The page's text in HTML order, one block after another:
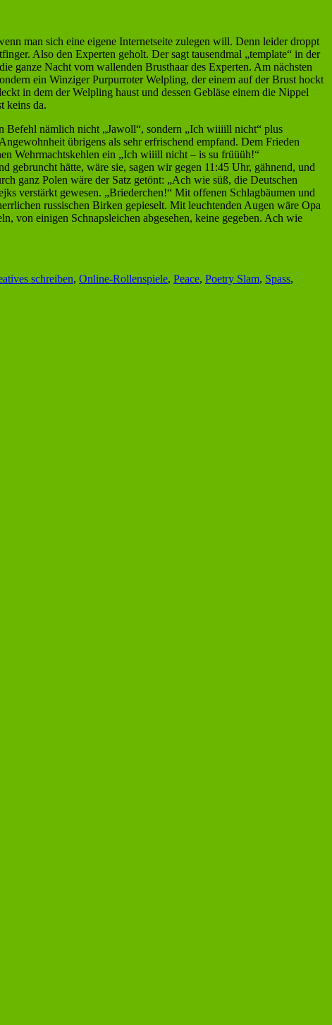
man sich eine eigene Internetseite zulegen will. Denn leider droppt
Also den Experten geholt. Der sagt tausendmal „template“ in der
ganze Nacht vom wallenden Brusthaar des Experten. Am nächsten
ein Winziger Purpurroter Welpling, der einem auf der Brust hockt
in dem der Welpling haust und dessen Gebläse einem die Nippel
keins da.
Befehl nämlich nicht „Jawoll“, sondern „Ich wiiiill nicht“ plus
übrigens als sehr erfrischend empfand. Dem Frieden
Wehrmachtskehlen ein „Ich wiiill nicht – is su früüüh!“
gebruncht hätte, wäre sie, sagen wir gegen 11:45 Uhr, gähnend, und
ganz Polen wäre der Satz getönt: „Ach wie süß, die Deutschen
verstärkt gewesen. „Briederchen!“ Mit offenen Schlagbäumen und
russischen Birken gepieselt. Mit leuchtenden Augen wäre Opa
von einigen Schnapsleichen abgesehen, keine gegeben. Ach wie
schreiben, Online-Rollenspiele, Peace, Poetry Slam, Spass,